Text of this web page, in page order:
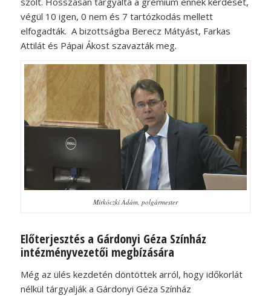
végül 10 igen, 0 nem és 7 tartózkodás mellett
elfogadták. A bizottságba Berecz Mátyást, Farkas
Attilát és Pápai Ákost szavazták meg.
Mirkóczki Ádám, polgármester
Előterjesztés a Gárdonyi Géza Színház
intézményvezetői megbízására
Még az ülés kezdetén döntöttek arról, hogy időkorlát
nélkül tárgyalják a Gárdonyi Géza Színház